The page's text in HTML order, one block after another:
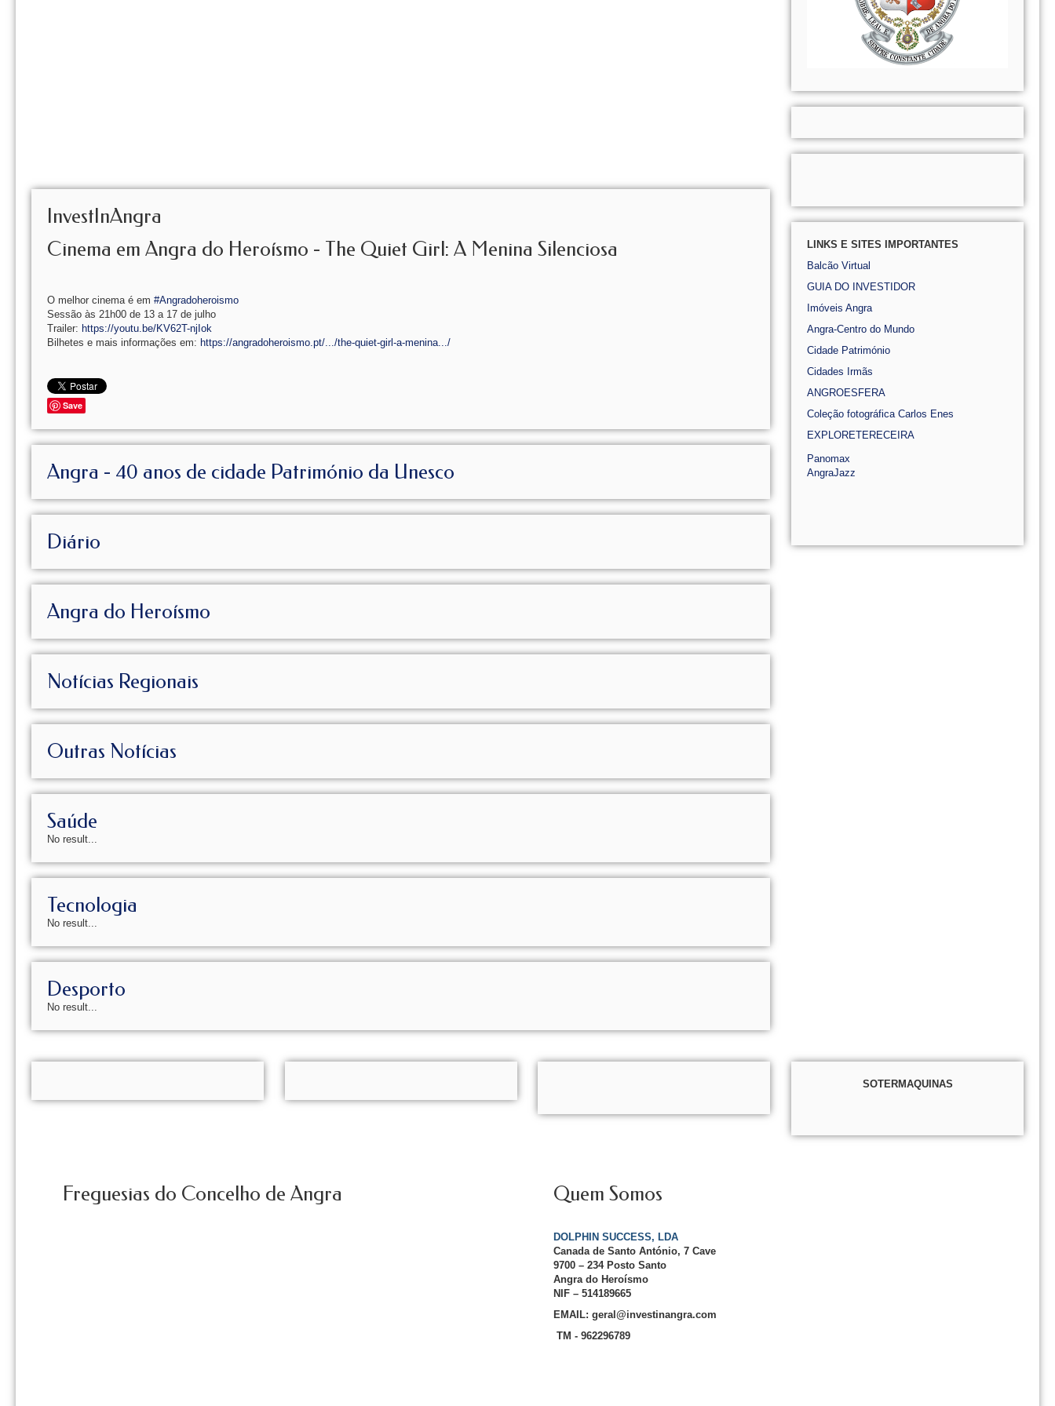
InvestInAngra
Cinema em Angra do Heroísmo - The Quiet Girl: A Menina Silenciosa
O melhor cinema é em #Angradoheroismo
Sessão às 21h00 de 13 a 17 de julho
Trailer: https://youtu.be/KV62T-njIok
Bilhetes e mais informações em: https://angradoheroismo.pt/.../the-quiet-girl-a-menina.../
Save
Angra - 40 anos de cidade Património da Unesco
Diário
Angra do Heroísmo
Notícias Regionais
Outras Notícias
Saúde
No result...
Tecnologia
No result...
Desporto
No result...
LINKS E SITES IMPORTANTES
Balcão Virtual
GUIA DO INVESTIDOR
Imóveis Angra
Angra-Centro do Mundo
Cidade Património
Cidades Irmãs
ANGROESFERA
Coleção fotográfica Carlos Enes
EXPLORETERECEIRA
Panomax
AngraJazz
SOTERMAQUINAS
Freguesias do Concelho de Angra Quem Somos
DOLPHIN SUCCESS, LDA
Canada de Santo António, 7 Cave
9700 – 234 Posto Santo
Angra do Heroísmo
NIF – 514189665
EMAIL: geral@investinangra.com
TM - 962296789